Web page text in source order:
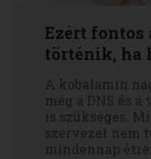
Ezért
történik, ha
A kobalamin
még a DNS és
is szükséges.
szervezet nem
mindennap